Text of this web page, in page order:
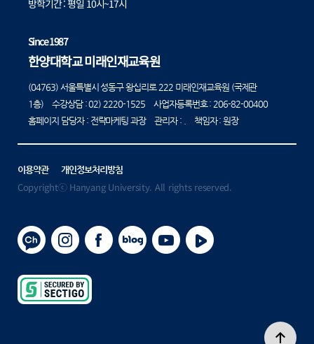
방학기간 : 평일 10시~17시
Since 1987
한양대학교 미래인재교육원
(04763) 서울특별시 성동구 왕십리로 222 미래인재교육원 (국제관
1층) 수강상담 :02) 2220-1525사업자등록번호 : 206-82-00400
홈페이지 담당자 : 전략마케팅 과장 관리자 : . 책임자 : 원장
이용약관 개인정보처리방침
Copyrightⓒ Hanyang University. All rights reserved.
카카오채널인스타그램
페이스북블로그유튜브플레이
secured
by